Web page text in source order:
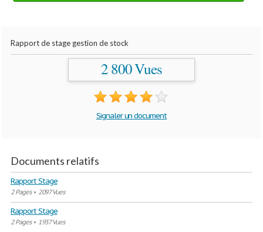
Rapport de stage gestion de stock
2 800 Vues
Signaler un document
Documents relatifs
Rapport Stage
2 Pages• 2097 Vues
Rapport Stage
2 Pages• 1937 Vues